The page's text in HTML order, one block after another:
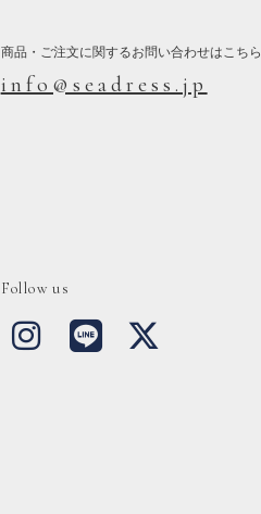
商品・ご注文に関するお問い合わせはこちら
info@seadress.jp
Follow us